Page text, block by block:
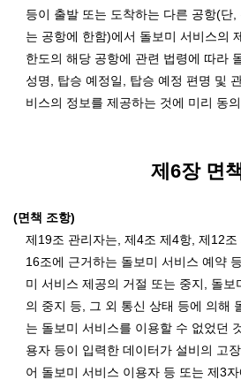
등이 출발 또는 도착하는 다른 공항(단
는 공항에 한함)에서 돌보미 서비스의
한도의 해당 공항에 관련 법령에 따라
성명, 탑승 예정일, 탑승 예정 편명 및
비스의 정보를 제공하는 것에 미리 동
제6장 면
(면책 조항)
제19조 관리자는, 제4조 제4항, 제12
16조에 근거하는 돌보미 서비스 예약
미 서비스 제공의 거절 또는 중지, 돌보
의 중지 등, 그 외 통신 상태 등에 의해
는 돌보미 서비스를 이용할 수 없었던
용자 등이 입력한 데이터가 설비의 고
어 돌보미 서비스 이용자 등 또는 제3